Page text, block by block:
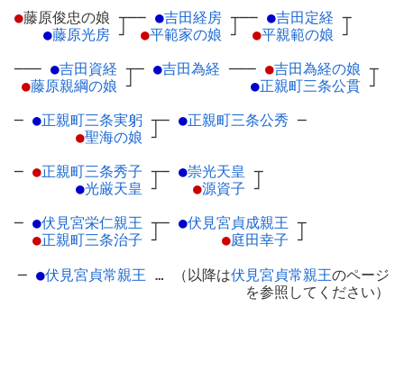
●藤原俊忠の娘 ┬
●藤原光房 ┘
── ●吉田経房 ┬
●平範家の娘 ┘
── ●吉田定経 ┬
●平親範の娘 ┘
─── ●吉田資経 ┬
●藤原親綱の娘 ┘
─ ●吉田為経 ─── ●吉田為経の娘 ┬
●正親町三条公貫 ┘
─ ●正親町三条実躬 ┬
●聖海の娘 ┘
─ ●正親町三条公秀 ─
─ ●正親町三条秀子 ┬
●光厳天皇 ┘
─ ●崇光天皇 ┬
●源資子 ┘
─ ●伏見宮栄仁親王 ┬
●正親町三条治子 ┘
─ ●伏見宮貞成親王 ┬
●庭田幸子 ┘
─ ●伏見宮貞常親王 … （以降は伏見宮貞常親王のページ
を参照してください）